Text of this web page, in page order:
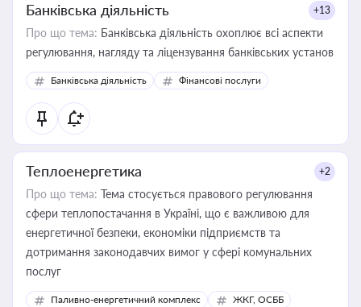
Банківська діяльність +13
Про що тема: Банківська діяльність охоплює всі аспекти
регулювання, нагляду та ліцензування банківських установ
Банківська діяльність Фінансові послуги
Теплоенергетика +2
Про що тема: Тема стосується правового регулювання
сфери теплопостачання в Україні, що є важливою для
енергетичної безпеки, економіки підприємств та
дотримання законодавчих вимог у сфері комунальних
послуг
Паливно-енергетичний комплекс ЖКГ, ОСББ